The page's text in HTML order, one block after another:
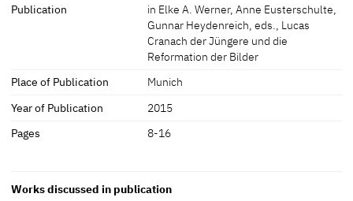
Publication
in Elke A. Werner, Anne Eusterschulte,
Gunnar Heydenreich, eds., Lucas
Cranach der Jüngere und die
Reformation der Bilder
Place of Publication
Munich
Year of Publication
2015
Pages
8-16
Works discussed in publication